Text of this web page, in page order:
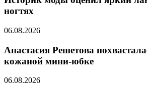
ногтях
06.08.2026
Анастасия Решетова
кожаной мини-юбке
06.08.2026